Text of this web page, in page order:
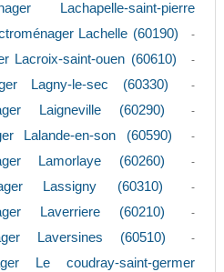
Lachapelle-saint-pierre
Lachelle (60190) -
Lacroix-saint-ouen (60610) -
Lagny-le-sec (60330) -
Laigneville (60290) -
Lalande-en-son (60590) -
Lamorlaye (60260) -
Lassigny (60310) -
Laverriere (60210) -
Laversines (60510) -
Le coudray-saint-germer